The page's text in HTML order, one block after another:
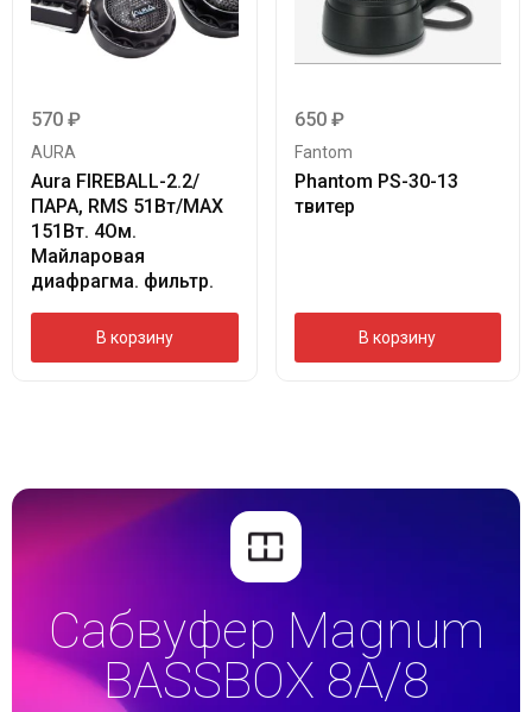
570 ₽
AURA
Aura FIREBALL-2.2/
ПАРА, RMS 51Вт/МАХ
151Вт. 4Ом.
Майларовая
диафрагма. фильтр.
В корзину
650 ₽
Fantom
Phantom PS-30-13
твитер
В корзину
Сабвуфер Magnum
BASSBOX 8A/8